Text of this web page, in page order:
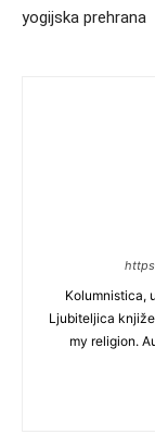
yogijska prehrana
Kolumnistica,
Ljubiteljica
my religion.